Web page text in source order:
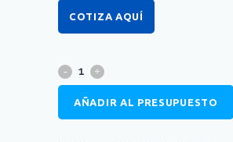
COTIZA AQUÍ
AÑADIR AL PRESUPUESTO